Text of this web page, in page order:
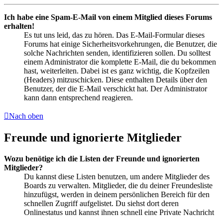
Ich habe eine Spam-E-Mail von einem Mitglied dieses Forums
erhalten!
Es tut uns leid, das zu hören. Das E-Mail-Formular dieses
Forums hat einige Sicherheitsvorkehrungen, die Benutzer, die
solche Nachrichten senden, identifizieren sollen. Du solltest
einem Administrator die komplette E-Mail, die du bekommen
hast, weiterleiten. Dabei ist es ganz wichtig, die Kopfzeilen
(Headers) mitzuschicken. Diese enthalten Details über den
Benutzer, der die E-Mail verschickt hat. Der Administrator
kann dann entsprechend reagieren.
Nach oben
Freunde und ignorierte Mitglieder
Wozu benötige ich die Listen der Freunde und ignorierten
Mitglieder?
Du kannst diese Listen benutzen, um andere Mitglieder des
Boards zu verwalten. Mitglieder, die du deiner Freundesliste
hinzufügst, werden in deinem persönlichen Bereich für den
schnellen Zugriff aufgelistet. Du siehst dort deren
Onlinestatus und kannst ihnen schnell eine Private Nachricht